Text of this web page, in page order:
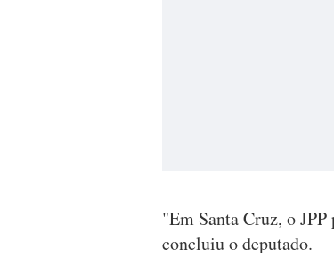
"Em Santa Cruz, o
concluiu o deputado.